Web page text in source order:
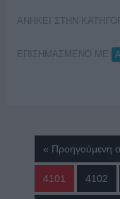
ΑΝΗΚΕΙ ΣΤΗΝ
ΕΠΙΣΗΜΑΣΜΕΝΟ ΜΕ:
« Προηγούμενη
4101 4102